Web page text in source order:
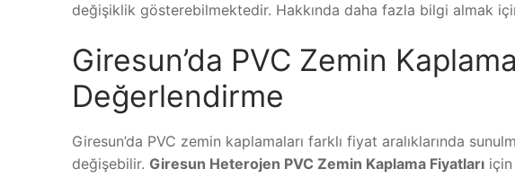
değişiklik gösterebilmektedir. Hakkında daha fazla bilgi almak
Giresun’da PVC Zemin
Değerlendirme
Giresun’da PVC zemin kaplamaları farklı fiyat aralıklarında
değişebilir. Giresun Heterojen PVC Zemin Kaplama Fiyatları için